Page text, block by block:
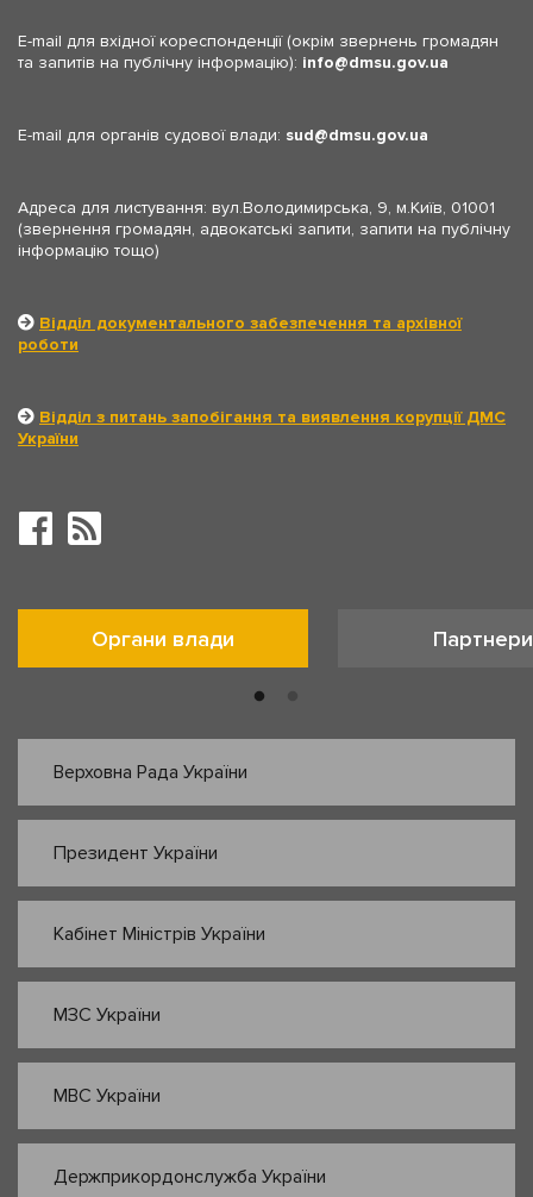
E-mail для вхідної кореспонденції (окрім звернень громадян
та запитів на публічну інформацію): info dmsu.gov.ua
E-mail для органів судової влади: sud dmsu.gov.ua
Адреса для листування: вул.Володимирська, 9, м.Київ, 01001
(звернення громадян, адвокатські запити, запити на публічну
інформацію тощо)
Відділ документального забезпечення та архівної
роботи
Відділ з питань запобігання та виявлення корупції ДМС
України
Органи влади Партнери
Верховна Рада України
Президент України
Кабінет Міністрів України
МЗС України
МВС України
Держприкордонслужба України